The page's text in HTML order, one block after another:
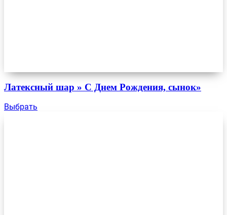
Латексный шар » С Днем Рождения, сынок»
Выбрать